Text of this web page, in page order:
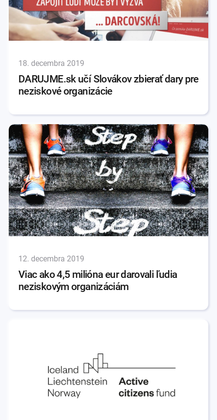
18. decembra 2019
DARUJME.sk učí Slovákov zbierať dary pre
neziskové organizácie
12. decembra 2019
Viac ako 4,5 milióna eur darovali ľudia
neziskovým organizáciám